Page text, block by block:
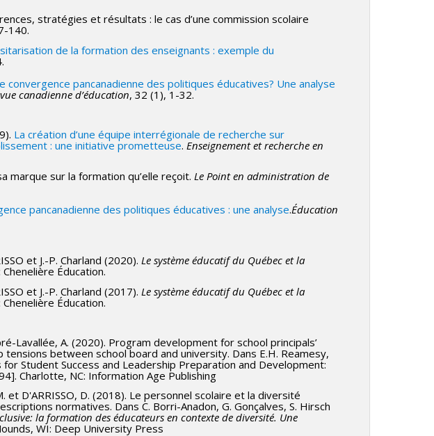
stratégies et résultats : le cas d’une commission scolaire
140.
de la formation des enseignants : exemple du
convergence pancanadienne des politiques éducatives? Une analyse
canadienne d’éducation, 32 (1), 1-32.
La création d’une équipe interrégionale de recherche sur
: une initiative prometteuse. Enseignement et recherche en
marque sur la formation qu’elle reçoit. Le Point en administration de
pancanadienne des politiques éducatives : une analyse.Éducation
et J.-P. Charland (2020). Le système éducatif du Québec et la
Éducation.
et J.-P. Charland (2017). Le système éducatif du Québec et la
Éducation.
Lavallée, A. (2020). Program development for school principals’
between school board and university. Dans E.H. Reamesy,
Student Success and Leadership Preparation and Development:
Charlotte, NC: Information Age Publishing
et D'ARRISSO, D. (2018). Le personnel scolaire et la diversité
normatives. Dans C. Borri-Anadon, G. Gonçalves, S. Hirsch
la formation des éducateurs en contexte de diversité. Une
WI: Deep University Press